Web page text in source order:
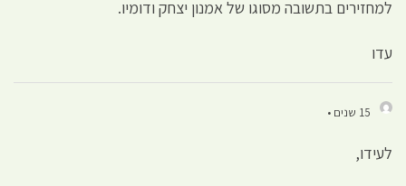
למחזירים בתשובה מסוגו של אמנון יצחק ודומיו.
עדו
15 שנים •
לעידו,